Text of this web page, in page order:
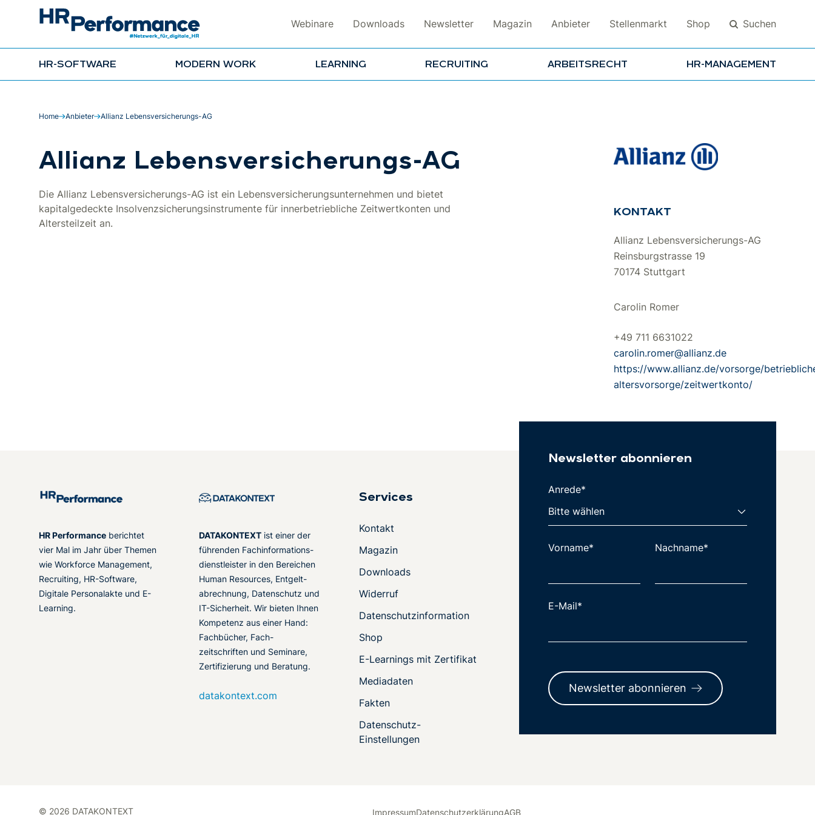
Webinare Downloads Newsletter Magazin Anbieter Stellenmarkt Shop Suchen
HR-SOFTWARE MODERN WORK LEARNING RECRUITING ARBEITSRECHT HR-MANAGEMENT
Home Anbieter Allianz Lebensversicherungs-AG
Allianz Lebensversicherungs-AG
Die Allianz Lebensversicherungs-AG ist ein Lebensversicherungsunternehmen und bietet
kapitalgedeckte Insolvenzsicherungsinstrumente für innerbetriebliche Zeitwertkonten und
Altersteilzeit an.
KONTAKT
Allianz Lebensversicherungs-AG
Reinsburgstrasse 19
70174 Stuttgart
Carolin Romer
+49 711 6631022
carolin.romer@allianz.de
https://www.allianz.de/vorsorge/
altersvorsorge/zeitwertkonto/
HR Performance berichtet
vier Mal im Jahr über Themen
wie Workforce Management,
Recruiting, HR-Software,
Digitale Personalakte und E-
Learning.
DATAKONTEXT ist einer der
führenden Fachinformations-
dienstleister in den Bereichen
Human Resources, Entgelt-
abrechnung, Datenschutz und
IT-Sicherheit. Wir bieten Ihnen
Kompetenz aus einer Hand:
Fachbücher, Fach-
zeitschriften und Seminare,
Zertifizierung und Beratung.
datakontext.com
Services
Kontakt
Magazin
Downloads
Widerruf
Datenschutzinformation
Shop
E-Learnings mit Zertifikat
Mediadaten
Fakten
Datenschutz-
Einstellungen
Newsletter abonnieren
Anrede*
Vorname* Nachname*
E-Mail*
Newsletter abonnieren
© 2026 DATAKONTEXT ImpressumDatenschutzerklärungAGB